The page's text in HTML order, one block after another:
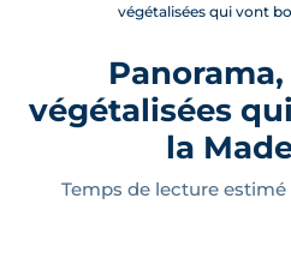
végétalisées qui vont
végétalisées
la
Temps de lecture estimé